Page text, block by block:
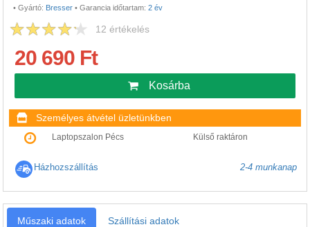
• Gyártó: Bresser • Garancia időtartam: 2 év
12 értékelés
20 690 Ft
Kosárba
Személyes átvétel üzletünkben
Laptopszalon Pécs Külső raktáron
Házhozszállítás 2-4 munkanap
Műszaki adatok Szállítási adatok